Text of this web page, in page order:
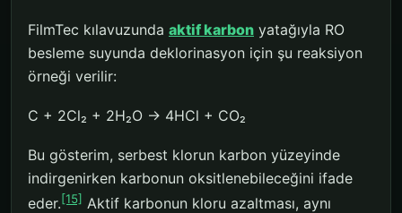
FilmTec kılavuzunda aktif karbon yatağıyla RO
besleme suyunda deklorinasyon için şu reaksiyon
örneği verilir:
C + 2Cl₂ + 2H₂O → 4HCl + CO₂
Bu gösterim, serbest klorun karbon yüzeyinde
indirgenirken karbonun oksitlenebileceğini ifade
eder.[15] Aktif karbonun kloru azaltması, aynı